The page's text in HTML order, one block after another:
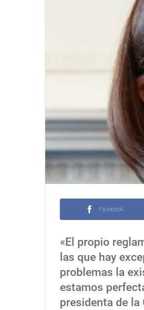
Facebook
«El propio
las que hay
problemas la
estamos
presidenta de la